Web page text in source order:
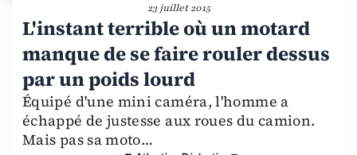
23 juillet 2015
L'instant terrible où un motard
manque de se faire rouler dessus
par un poids lourd
Équipé d'une mini caméra, l'homme a
échappé de justesse aux roues du camion.
Mais pas sa moto…